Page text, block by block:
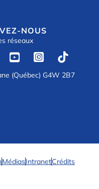
NOUS
réseaux
  
(Québec) G4W 2B7
MédiasIntranetCrédits